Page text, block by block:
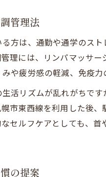
管理法
方は、通勤や通学のス
理には、リンパマッサ
や疲労感の軽減、免疫力
活リズムが乱れがちで
市東西線を利用した後
セルフケアとしても、
の提案